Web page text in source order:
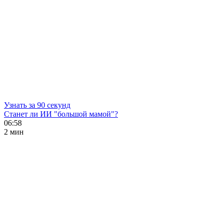
Узнать за 90 секунд
Станет ли ИИ "большой мамой"?
06:58
2 мин